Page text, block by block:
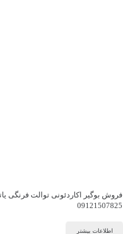
فروش بوگیر اکاردئونی توالت فرنگی
09121507825
اطلاعات بیشتر